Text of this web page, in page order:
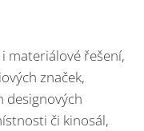
materiálové řešení,
značek,
designových
či kinosál,